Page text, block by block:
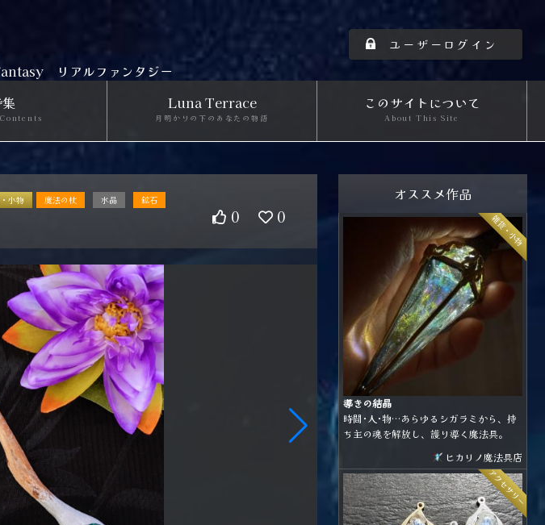
リアルファンタジー
ユーザーログイン
Luna Terrace
月明かりの下のあなたの物語
このサイトについて
About This Site
小物 魔法の杖 水晶 鉱石
0 0
オススメ作品
導きの結晶
時間･人･物…あらゆるシガラミから、持
ち主の魂を解放し、護り導く魔法具。
雑貨・小物
ヒカリノ魔法具店
アクセサリー